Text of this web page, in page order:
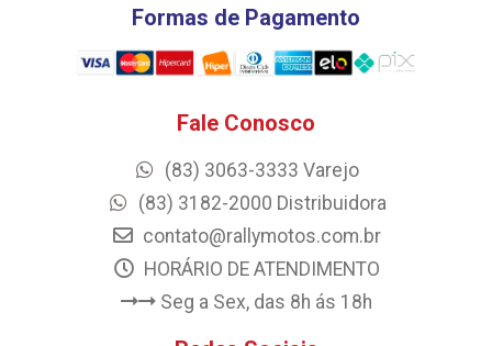
Formas de Pagamento
Fale Conosco
(83) 3063-3333 Varejo
(83) 3182-2000 Distribuidora
contato@rallymotos.com.br
HORÁRIO DE ATENDIMENTO
Seg a Sex, das 8h ás 18h